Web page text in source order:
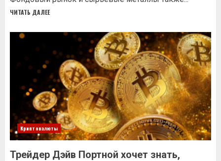
ЧИТАТЬ ДАЛЕЕ
Криптовалюты
Трейдер Дэйв Портной хочет знать,